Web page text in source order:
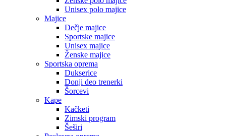
Unisex polo majice
Majice
Dečje majice
Sportske majice
Unisex majice
Ženske majice
Sportska oprema
Dukserice
Donji deo trenerki
Šorcevi
Kape
Kačketi
Zimski program
Šeširi